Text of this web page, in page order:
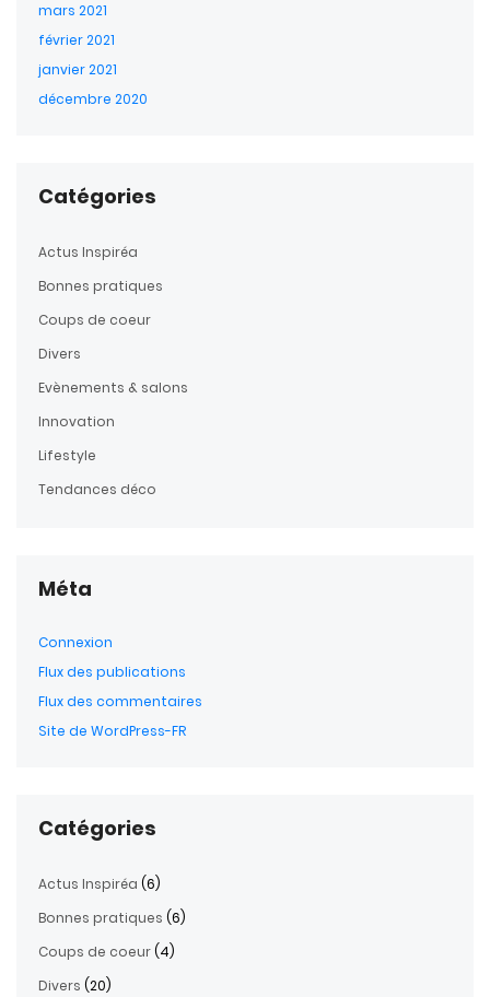
mars 2021
février 2021
janvier 2021
décembre 2020
Catégories
Actus Inspiréa
Bonnes pratiques
Coups de coeur
Divers
Evènements & salons
Innovation
Lifestyle
Tendances déco
Méta
Connexion
Flux des publications
Flux des commentaires
Site de WordPress-FR
Catégories
Actus Inspiréa (6)
Bonnes pratiques (6)
Coups de coeur(4)
Divers (20)